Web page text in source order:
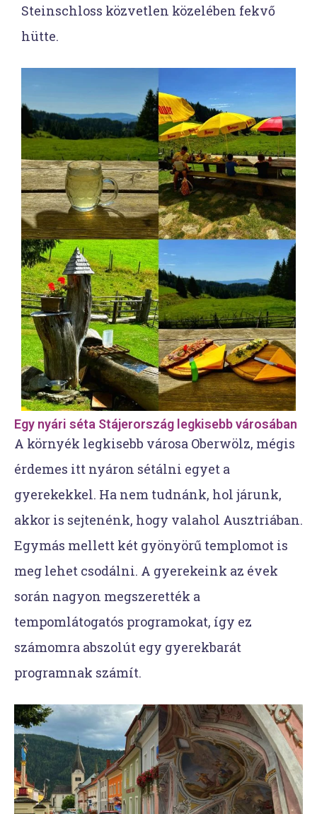
Steinschloss közvetlen közelében fekvő
hütte.
Egy nyári séta Stájerország legkisebb városában
A környék legkisebb városa Oberwölz, mégis
érdemes itt nyáron sétálni egyet a
gyerekekkel. Ha nem tudnánk, hol járunk,
akkor is sejtenénk, hogy valahol Ausztriában.
Egymás mellett két gyönyörű templomot is
meg lehet csodálni. A gyerekeink az évek
során nagyon megszerették a
tempomlátogatós programokat, így ez
számomra abszolút egy gyerekbarát
programnak számít.